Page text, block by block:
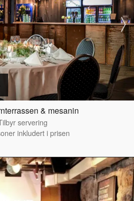
& mesanin
servering
inkludert i prisen